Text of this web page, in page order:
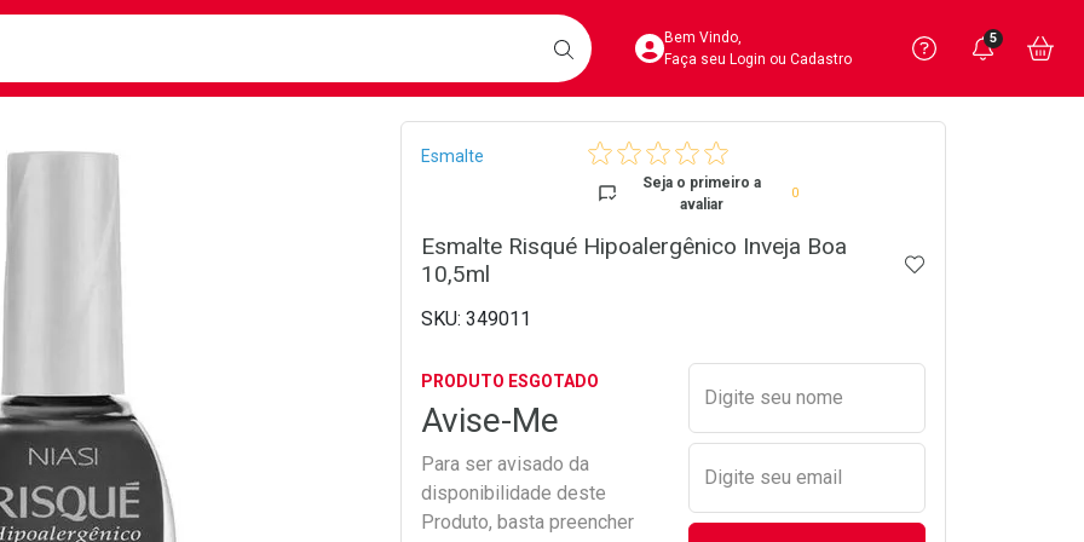
BUSCARAcesse sua Conta
Bem Vindo,
Faça seu Login ou Cadastro
Precisa
Ver Recursos
Você
5
Breadcrumb
Esmalte
Seja o primeiro a
avaliar
0
Esmalte Risqué Hipoalergênico Inveja Boa
10,5ml
ADICIONAR AOS
349011
PRODUTO ESGOTADO
Avise-Me
Para ser avisado da
disponibilidade deste
Produto, basta preencher
Preencher nome e email
Digite seu nome
Digite seu email